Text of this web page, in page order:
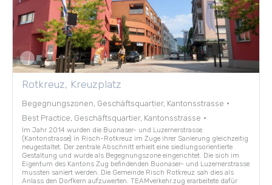
Rotkreuz, Kreuzplatz
Begegnungszonen, Geschäftsquartier, Kantonsstrasse ·
Best Practice, Geschäftsquartier, Kantonsstrasse ·
Im Jahr 2014 wurden die Buonaser- und Luzernerstrasse
(Kantonstrasse) in Risch-Rotkreuz im Zuge ihrer Sanierung gleichzeitig
neugestaltet. Der zentrale Abschnitt erhielt eine siedlungsorientierte
Gestaltung und wurde als Begegnungszone eingerichtet. Die sich im
Eigentum des Kantons Zug befindenden Buonaser- und Luzernerstrasse
mussten saniert werden. Die Gemeinde Risch Rotkreuz sah dies als
Anlass den Dorfkern aufzuwerten. TEAMverkehr.zug erarbeitete dafür